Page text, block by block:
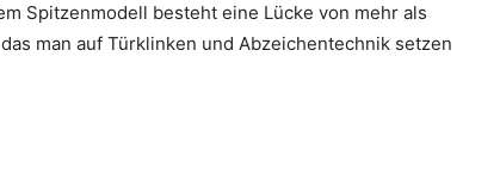
Spitzenmodell besteht eine Lücke von mehr als
man auf Türklinken und Abzeichentechnik setzen